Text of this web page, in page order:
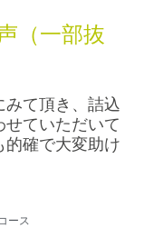
（一部抜
みて頂き、詰込
ていただいて
的確で大変助け
ース